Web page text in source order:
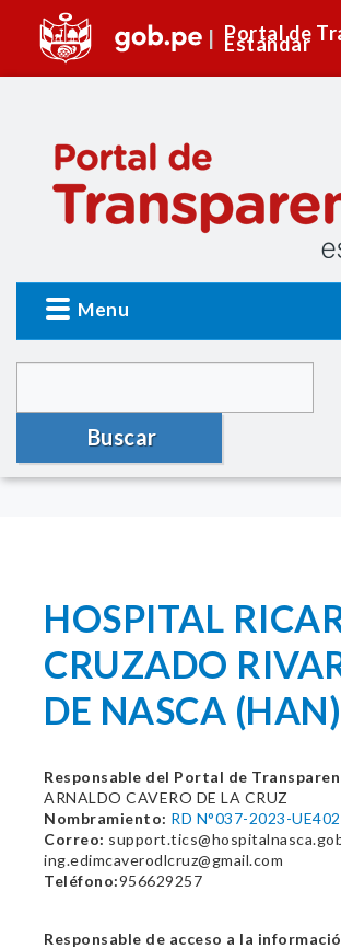
Portal de
Estándar
Menu
Buscar
HOSPITAL
CRUZADO
DE NASCA (HAN)
Responsable del Portal de
ARNALDO CAVERO DE LA CRUZ
Nombramiento: RD N°037-2023-
Correo:
ing.edimcaverodlcruz@gmail.com
Teléfono:956629257
Responsable de acceso a la